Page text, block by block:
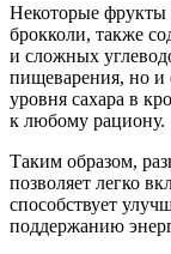
Некоторые фрукты
брокколи, также
и сложных
пищеварения, но и
уровня сахара в
к любому рациону.
Таким образом,
позволяет легко
способствует
поддержанию